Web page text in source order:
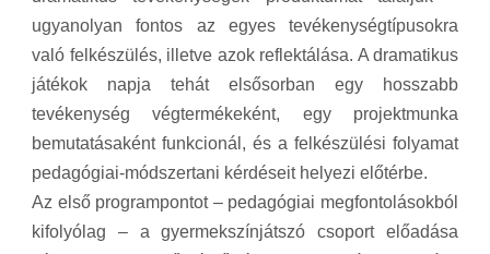
ugyanolyan fontos az egyes tevékenységtípusokra
való felkészülés, illetve azok reflektálása. A dramatikus
játékok napja tehát elsősorban egy hosszabb
tevékenység végtermékeként, egy projektmunka
bemutatásaként funkcionál, és a felkészülési folyamat
pedagógiai-módszertani kérdéseit helyezi előtérbe.
Az első programpontot – pedagógiai megfontolásokból
kifolyólag – a gyermekszínjátszó csoport előadása